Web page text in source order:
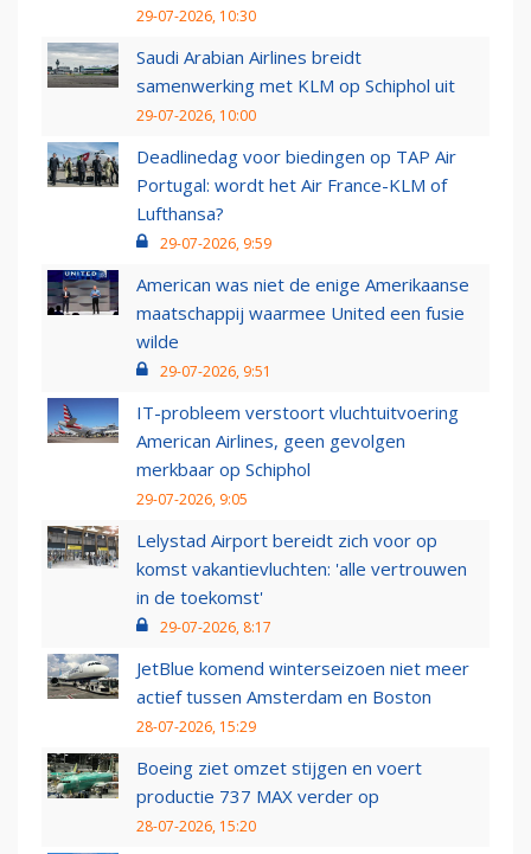
29-07-2026, 10:30
Saudi Arabian Airlines breidt
samenwerking met KLM op Schiphol uit
29-07-2026, 10:00
Deadlinedag voor biedingen op TAP Air
Portugal: wordt het Air France-KLM of
Lufthansa?
29-07-2026, 9:59
American was niet de enige Amerikaanse
maatschappij waarmee United een fusie
wilde
29-07-2026, 9:51
IT-probleem verstoort vluchtuitvoering
American Airlines, geen gevolgen
merkbaar op Schiphol
29-07-2026, 9:05
Lelystad Airport bereidt zich voor op
komst vakantievluchten: 'alle vertrouwen
in de toekomst'
29-07-2026, 8:17
JetBlue komend winterseizoen niet meer
actief tussen Amsterdam en Boston
28-07-2026, 15:29
Boeing ziet omzet stijgen en voert
productie 737 MAX verder op
28-07-2026, 15:20